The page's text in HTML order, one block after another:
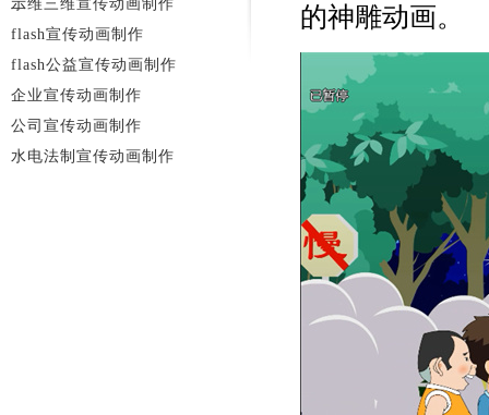
的神雕动画。
示
二维三维宣传动画制作
flash宣传动画制作
flash公益宣传动画制作
企业宣传动画制作
公司宣传动画制作
水电法制宣传动画制作